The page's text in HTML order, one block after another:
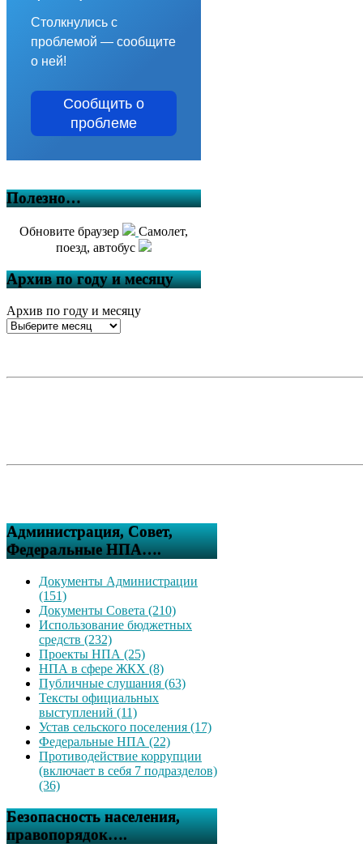
Столкнулись с
проблемой — сообщите
о ней!
Сообщить о
проблеме
Полезно…
Обновите браузер
Самолет,
поезд, автобус
Архив по году и месяцу
Архив по году и месяцу
Администрация, Совет,
Федеральные НПА….
Документы Администрации
(151)
Документы Совета (210)
Использование бюджетных
средств (232)
Проекты НПА (25)
НПА в сфере ЖКХ (8)
Публичные слушания (63)
Тексты официальных
выступлений (11)
Устав сельского поселения (17)
Федеральные НПА (22)
Противодействие коррупции
(включает в себя 7 подразделов)
(36)
Безопасность населения,
правопорядок….